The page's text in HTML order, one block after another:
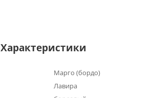
Характеристики
Марго (бордо)
Лавира